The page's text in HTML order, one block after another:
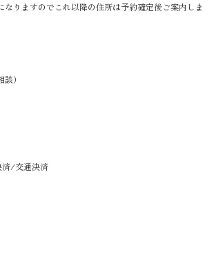
りますのでこれ以降の住所は予約確定後ご案内しま
）
/交通決済